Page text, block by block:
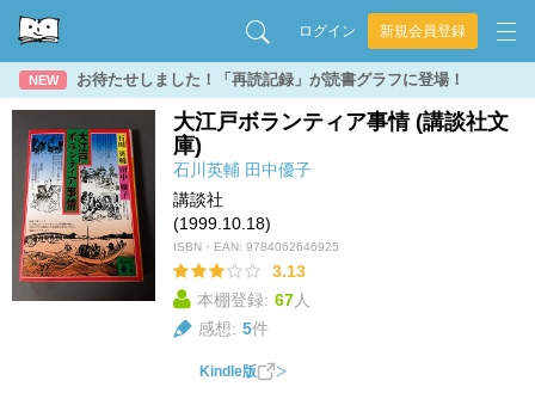
ログイン 新規会員登録
NEW お待たせしました！「再読記録」が読書グラフに登場！
大江戸ボランティア事情 (講談社文
庫)
石川英輔 田中優子
講談社
(1999.10.18)
ISBN・EAN: 9784062646925
3.13
本棚登録: 67人
感想: 5件
Kindle版